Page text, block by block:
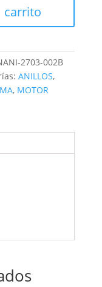
carrito
2703-002B
ANILLOS,
, MOTOR